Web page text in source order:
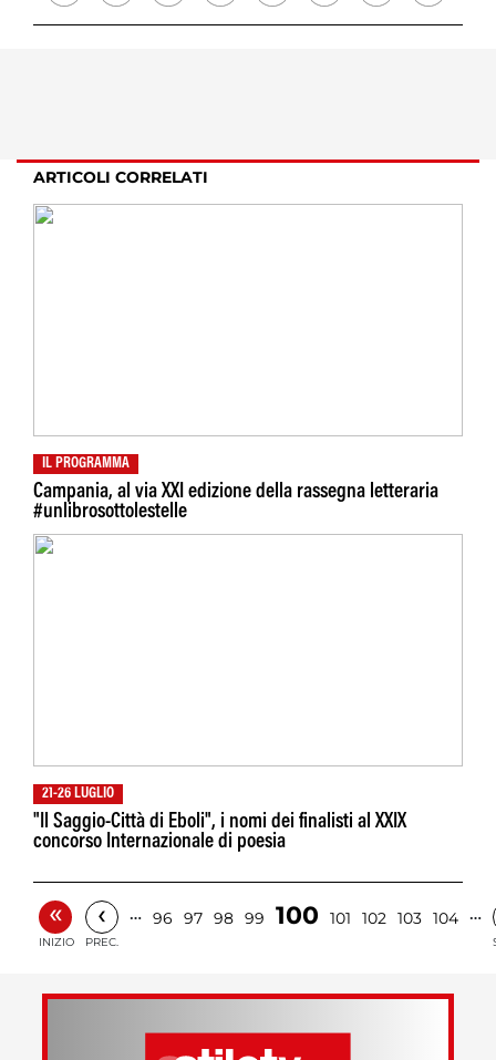
ARTICOLI CORRELATI
IL PROGRAMMA
Campania, al via XXI edizione della rassegna letteraria
#unlibrosottolestelle
21-26 LUGLIO
"Il Saggio-Città di Eboli", i nomi dei finalisti al XXIX
concorso Internazionale di poesia
«
INIZIO
‹
PREC.
… 96 97 98 99 100 101 102 103 104 …